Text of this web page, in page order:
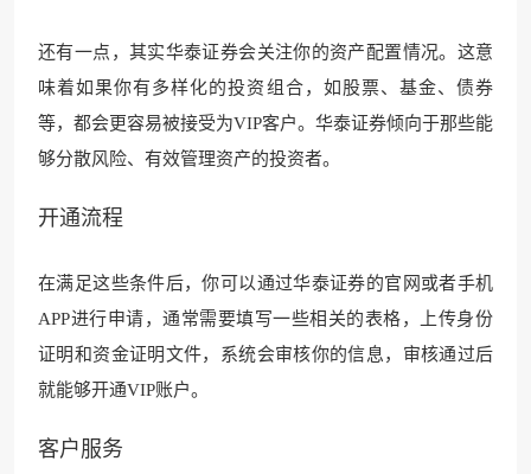
还有一点，其实华泰证券会关注你的资产配置情况。这意
味着如果你有多样化的投资组合，如股票、基金、债券
等，都会更容易被接受为VIP客户。华泰证券倾向于那些能
够分散风险、有效管理资产的投资者。
开通流程
在满足这些条件后，你可以通过华泰证券的官网或者手机
APP进行申请，通常需要填写一些相关的表格，上传身份
证明和资金证明文件，系统会审核你的信息，审核通过后
就能够开通VIP账户。
客户服务